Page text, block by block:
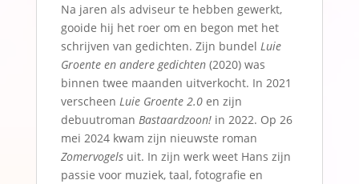
Na jaren als adviseur te hebben gewerkt,
gooide hij het roer om en begon met het
schrijven van gedichten. Zijn bundel Luie
Groente en andere gedichten (2020) was
binnen twee maanden uitverkocht. In 2021
verscheen Luie Groente 2.0en zijn
debuutroman Bastaardzoon!in 2022. Op 26
mei 2024 kwam zijn nieuwste roman
Zomervogelsuit. In zijn werk weet Hans zijn
passie voor muziek, taal, fotografie en